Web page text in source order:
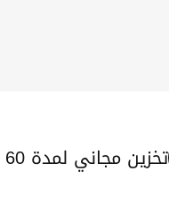
تخزين مجاني لمدة 60 يوم